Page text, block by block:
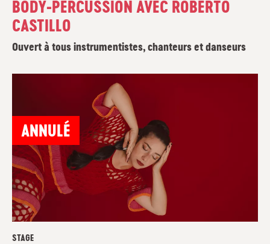
BODY-PERCUSSION AVEC ROBERTO
CASTILLO
Ouvert à tous instrumentistes, chanteurs et danseurs
ANNULÉ
STAGE